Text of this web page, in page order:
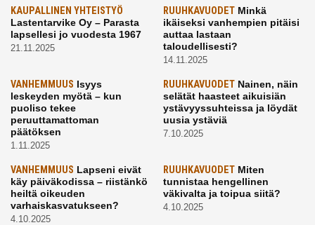
KAUPALLINEN YHTEISTYÖ
Lastentarvike Oy – Parasta
lapsellesi jo vuodesta 1967
21.11.2025
RUUHKAVUODETMinkä
ikäiseksi vanhempien pitäisi
auttaa lastaan
taloudellisesti?
14.11.2025
VANHEMMUUS Isyys
leskeyden myötä – kun
puoliso tekee
peruuttamattoman
päätöksen
1.11.2025
RUUHKAVUODETNainen, näin
selätät haasteet aikuisiän
ystävyyssuhteissa ja löydät
uusia ystäviä
7.10.2025
VANHEMMUUS Lapseni eivät
käy päiväkodissa – riistänkö
heiltä oikeuden
varhaiskasvatukseen?
4.10.2025
RUUHKAVUODETMiten
tunnistaa hengellinen
väkivalta ja toipua siitä?
4.10.2025